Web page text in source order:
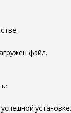
файл.
установке.